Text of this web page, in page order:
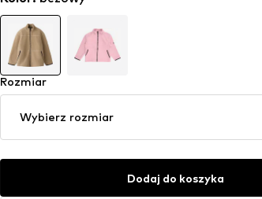
Rozmiar
Wybierz rozmiar
Dodaj do koszyka